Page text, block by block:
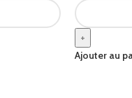
+
Ajouter au